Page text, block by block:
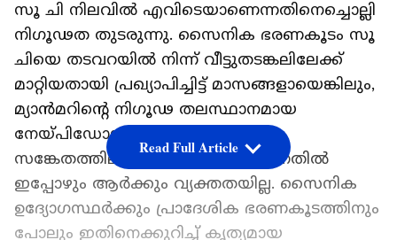
സൂ ചി നിലവിൽ എവിടെയാണെന്നതിനെച്ചൊല്ലി
നിഗൂഢത തുടരുന്നു. സൈനിക ഭരണകൂടം സൂ
ചിയെ തടവറയിൽ നിന്ന് വീട്ടുതടങ്കലിലേക്ക്
മാറ്റിയതായി പ്രഖ്യാപിച്ചിട്ട് മാസങ്ങളായെങ്കിലും,
മ്യാൻമറിന്റെ നിഗൂഢ തലസ്ഥാനമായ
നേയ്പിഡോയിലെ ഏത് രഹസ്യ
സങ്കേതത്തിലാണ് അവർ ഉള്ളതെന്നതിൽ
ഇപ്പോഴും ആർക്കും വ്യക്തതയില്ല. സൈനിക
ഉദ്യോഗസ്ഥർക്കും പ്രാദേശിക ഭരണകൂടത്തിനും
പോലും ഇതിനെക്കുറിച്ച് കൃത്യമായ
Read Full Article